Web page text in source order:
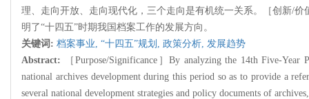
理、走向开放、走向现代化，三个走向是有机统一关系。［创新/
明了“十四五”时期我国档案工作的发展方向。
关键词: 档案事业, “十四五”规划, 政策分析, 发展趋势
Abstract:
［Purpose/Significance］By analyzing the 14th Five-
national archives development during this period so as to provide a
several national development strategies and policy documents of